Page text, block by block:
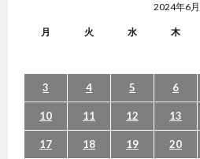
2024年6月
月 火 水 木
3 4 5 6
10 11 12 13
17 18 19 20